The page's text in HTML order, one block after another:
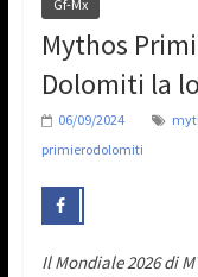
Gf-Mx
Mythos
Dolomiti la
06/09/2024
primierodolomiti
Il Mondiale 2026 di